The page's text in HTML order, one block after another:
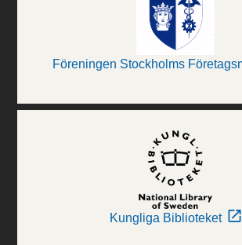
Föreningen Stockholms
Kungliga Biblioteket